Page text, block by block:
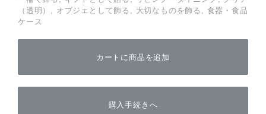
（透明）, オブジェとして飾る, 大切なものを飾る, 食器・食品
ケース
カートに商品を追加
購入手続きへ